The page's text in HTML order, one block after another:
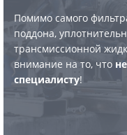
Помимо самого
поддона,
трансмиссионной
внимание на то, что
специалисту!